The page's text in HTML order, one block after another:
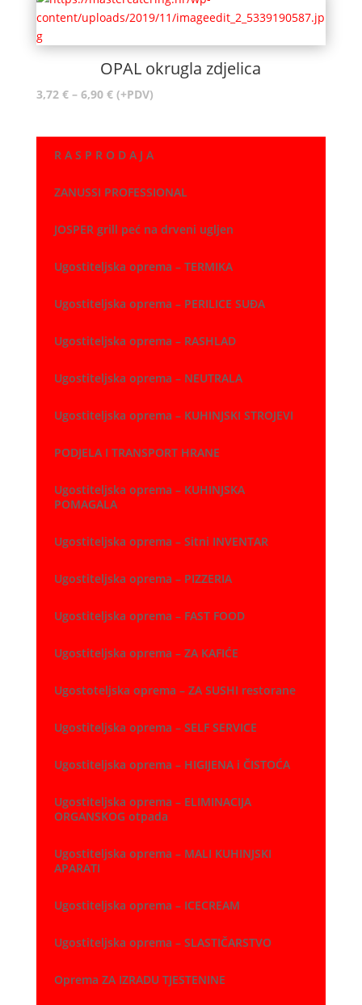
OPAL okrugla zdjelica
3,72 € – 6,90 €Raspon
3,72 €
6,90 €
(+PDV)
R A S P R O D A J A
ZANUSSI PROFESSIONAL
JOSPER grill peć na drveni ugljen
Ugostiteljska oprema – TERMIKA
Ugostiteljska oprema – PERILICE SUĐA
Ugostiteljska oprema – RASHLAD
Ugostiteljska oprema – NEUTRALA
Ugostiteljska oprema – KUHINJSKI STROJEVI
PODJELA I TRANSPORT HRANE
Ugostiteljska oprema – KUHINJSKA
POMAGALA
Ugostiteljska oprema – Sitni INVENTAR
Ugostiteljska oprema – PIZZERIA
Ugostiteljska oprema – FAST FOOD
Ugostiteljska oprema – ZA KAFIĆE
Ugostoteljska oprema – ZA SUSHI restorane
Ugostiteljska oprema – SELF SERVICE
Ugostiteljska oprema – HIGIJENA i ČISTOĆA
Ugostiteljska oprema – ELIMINACIJA
ORGANSKOG otpada
Ugostiteljska oprema – MALI KUHINJSKI
APARATI
Ugostiteljska oprema – ICECREAM
Ugostiteljska oprema – SLASTIČARSTVO
Oprema ZA IZRADU TJESTENINE